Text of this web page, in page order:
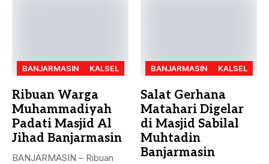
BANJARMASIN KALSEL
Ribuan Warga
Muhammadiyah
Padati Masjid Al
Jihad Banjarmasin
BANJARMASIN – Ribuan
BANJARMASIN KALSEL
Salat Gerhana
Matahari Digelar
di Masjid Sabilal
Muhtadin
Banjarmasin